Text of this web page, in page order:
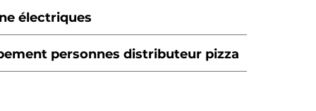
électriques
personnes distributeur pizza